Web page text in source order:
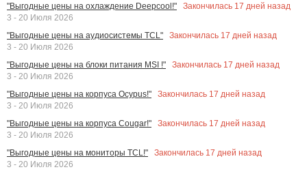
"Выгодные цены на охлаждение Deepcool!"
Закончилась 17 дней назад
3 - 20 Июля 2026
"Выгодные цены на аудиосистемы TCL"
Закончилась 17 дней назад
3 - 20 Июля 2026
"Выгодные цены на блоки питания MSI !"
Закончилась 17 дней назад
3 - 20 Июля 2026
"Выгодные цены на корпуса Ocypus!"
Закончилась 17 дней назад
3 - 20 Июля 2026
"Выгодные цены на корпуса Cougar!"
Закончилась 17 дней назад
3 - 20 Июля 2026
"Выгодные цены на мониторы TCL!"
Закончилась 17 дней назад
3 - 20 Июля 2026